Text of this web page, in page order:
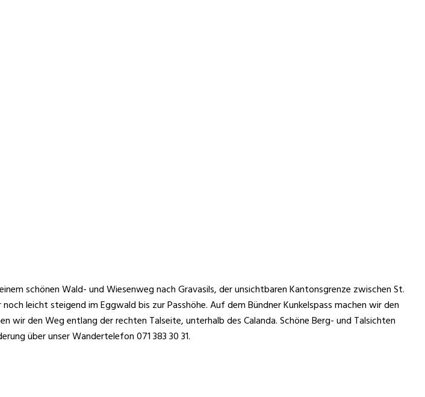
schönen Wald- und Wiesenweg nach Gravasils, der unsichtbaren Kantonsgrenze zwischen St.
leicht steigend im Eggwald bis zur Passhöhe. Auf dem Bündner Kunkelspass machen wir den
den Weg entlang der rechten Talseite, unterhalb des Calanda. Schöne Berg- und Talsichten
über unser Wandertelefon 071 383 30 31.